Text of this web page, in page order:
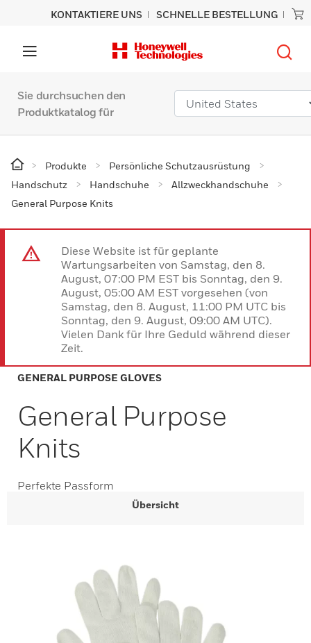
KONTAKTIERE UNS SCHNELLE BESTELLUNG
Sie durchsuchen den
Produktkatalog für
Produkte
Persönliche Schutzausrüstung
Handschutz
Handschuhe
Allzweckhandschuhe
General Purpose Knits
Diese Website ist für geplante
Wartungsarbeiten von Samstag, den 8.
August, 07:00 PM EST bis Sonntag, den 9.
August, 05:00 AM EST vorgesehen (von
Samstag, den 8. August, 11:00 PM UTC bis
Sonntag, den 9. August, 09:00 AM UTC).
Vielen Dank für Ihre Geduld während dieser
Zeit.
GENERAL PURPOSE GLOVES
General Purpose
Knits
Perfekte Passform
Übersicht